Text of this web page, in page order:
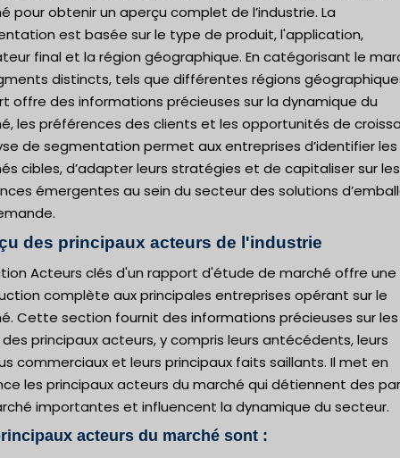
pour obtenir un aperçu complet de l’industrie. La
est basée sur le type de produit, l'application,
final et la région géographique. En catégorisant le
distincts, tels que différentes régions
offre des informations précieuses sur la dynamique du
les préférences des clients et les opportunités de
de segmentation permet aux entreprises d’identifier les
cibles, d’adapter leurs stratégies et de capitaliser sur les
émergentes au sein du secteur des solutions
des principaux acteurs de l'industrie
Acteurs clés d'un rapport d'étude de marché offre une
complète aux principales entreprises opérant sur le
Cette section fournit des informations précieuses sur les
principaux acteurs, y compris leurs antécédents, leurs
commerciaux et leurs principaux faits saillants. Il met en
les principaux acteurs du marché qui détiennent des
importantes et influencent la dynamique du secteur.
acteurs du marché sont :